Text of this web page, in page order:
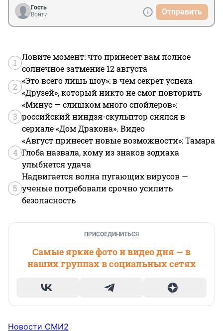
Гость
Войти
Отправить
1
Ловите момент: что принесет вам полное
солнечное затмение 12 августа
2
«Это всего лишь шоу»: в чем секрет успеха
«Друзей», который никто не смог повторить
3
«Минус — слишком много спойлеров»:
российский ниндзя-скульптор снялся в
сериале «Дом Дракона». Видео
4
«Август принесет новые возможности»: Тамара
Глоба назвала, кому из знаков зодиака
улыбнется удача
5
Надвигается волна пугающих вирусов —
ученые потребовали срочно усилить
безопасность
ПРИСОЕДИНИТЬСЯ
Самые яркие фото и видео дня — в
наших группах в социальных сетях
Новости СМИ2